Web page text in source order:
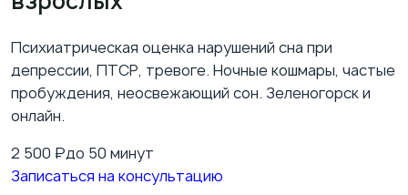
Психиатрическая оценка нарушений сна при
депрессии, ПТСР, тревоге. Ночные кошмары, частые
пробуждения, неосвежающий сон. Зеленогорск и
онлайн.
2 500 ₽до 50 минут
Записаться на консультацию